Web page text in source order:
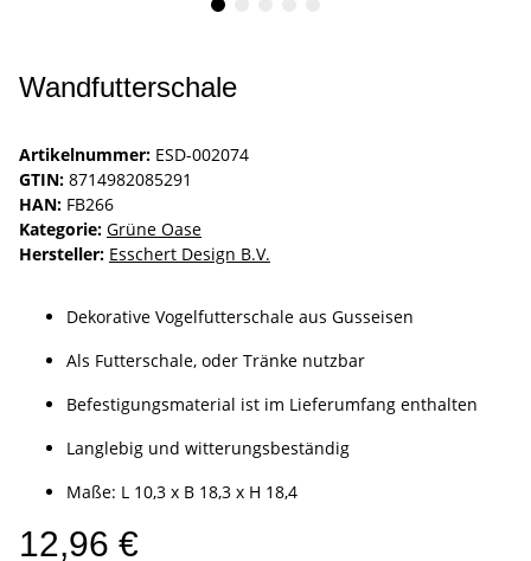
Wandfutterschale
Artikelnummer: ESD-002074
GTIN: 8714982085291
HAN: FB266
Kategorie: Grüne Oase
Hersteller: Esschert Design B.V.
Dekorative Vogelfutterschale aus Gusseisen
Als Futterschale, oder Tränke nutzbar
Befestigungsmaterial ist im Lieferumfang enthalten
Langlebig und witterungsbeständig
Maße: L 10,3 x B 18,3 x H 18,4
12,96 €